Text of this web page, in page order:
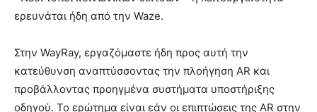
ερευνάται ήδη από την Waze.
Στην WayRay, εργαζόμαστε ήδη προς αυτή την
κατεύθυνση αναπτύσσοντας την πλοήγηση AR και
προβάλλοντας προηγμένα συστήματα υποστήριξης
οδηγού. Το ερώτημα είναι εάν οι επιπτώσεις της AR στην